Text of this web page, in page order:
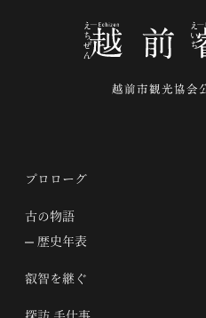
プロローグ
古の物語
歴史年表
叡智を継ぐ